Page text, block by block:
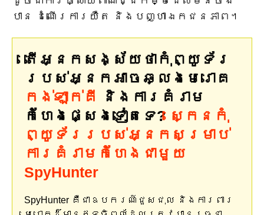
បាន ដំណើរការយឺត និងបញ្ហាឯកជនភាព។
តើអ្នកសង្ស័យថាកុំព្យូទ័រ
របស់អ្នកអាចឆ្លងមេរោគ
កង់ឡាក់គី
និងការគំរាម
កំហែងផ្សេងទៀតទេ? ស្កេនកុំ
ព្យូទ័ររបស់អ្នកសម្រាប់
ការគំរាមកំហែងជាមួយ
SpyHunter
SpyHunter គឺជាឧបករណ៍ជួសជុល និងការពារ